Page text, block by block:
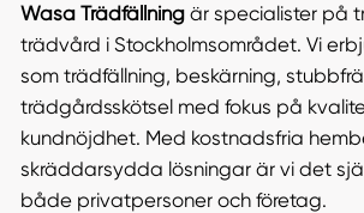
Wasa Trädfällningär specialister på
trädvård i Stockholmsområdet. Vi
som trädfällning, beskärning,
trädgårdsskötsel med fokus på
kundnöjdhet. Med kostnadsfria
skräddarsydda lösningar är vi det
både privatpersoner och företag​.